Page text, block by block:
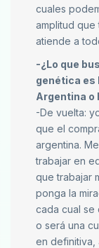
cuales
amplitud
atiende a
-¿Lo que
genética es
Argentina o
-De vuelta:
que el
argentina.
trabajar en
que trabajar
ponga la
cada cual se
o será una
en definitiva,